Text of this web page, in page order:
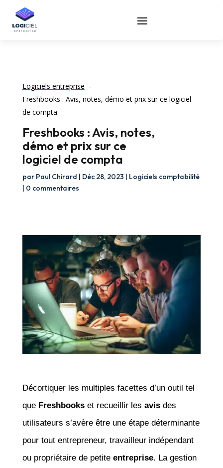
Logiciels entreprise
Freshbooks : Avis, notes, démo et prix sur ce logiciel
de compta
Freshbooks : Avis, notes,
démo et prix sur ce
logiciel de compta
par Paul Chirard | Déc 28, 2023 | Logiciels comptabilité
| 0 commentaires
Décortiquer les multiples facettes d’un outil tel
que Freshbookset recueillir les avisdes
utilisateurs s’avère être une étape déterminante
pour tout entrepreneur, travailleur indépendant
ou propriétaire de petite entreprise. La gestion